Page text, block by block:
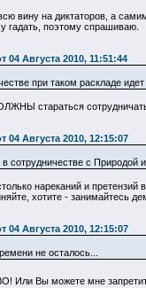
вину на диктаторов, а
гадать, поэтому спрашиваю.
04 Августа 2010, 11:51:44
при таком раскладе
стараться
04 Августа 2010, 12:15:07
в сотрудничестве с Природой
нареканий и
хотите - занимайтесь
04 Августа 2010, 12:15:07
не осталось...
Или Вы можете мне